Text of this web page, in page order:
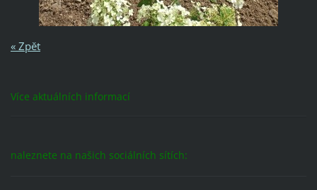
« Zpět
Více aktuálních informací
naleznete na našich sociálních sítích: